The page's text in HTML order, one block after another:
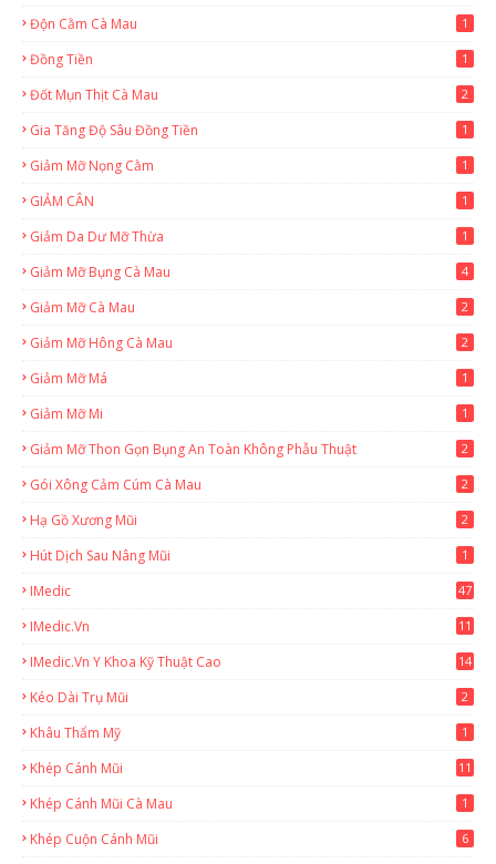
Độn Cằm Cà Mau 1
Đồng Tiền 1
Đốt Mụn Thịt Cà Mau 2
Gia Tăng Độ Sâu Đồng Tiền 1
Giảm Mỡ Nọng Cằm 1
GIẢM CÂN 1
Giảm Da Dư Mỡ Thừa 1
Giảm Mỡ Bụng Cà Mau 4
Giảm Mỡ Cà Mau 2
Giảm Mỡ Hông Cà Mau 2
Giảm Mỡ Má 1
Giảm Mỡ Mi 1
Giảm Mỡ Thon Gọn Bụng An Toàn Không Phẫu Thuật 2
Gói Xông Cảm Cúm Cà Mau 2
Hạ Gồ Xương Mũi 2
Hút Dịch Sau Nâng Mũi 1
IMedic 47
IMedic.vn
11
IMedic.vn Y Khoa Kỹ Thuật Cao 14
Kéo Dài Trụ Mũi 2
Khâu Thẩm Mỹ 1
Khép Cánh Mũi 11
Khép Cánh Mũi Cà Mau 1
Khép Cuộn Cánh Mũi 6